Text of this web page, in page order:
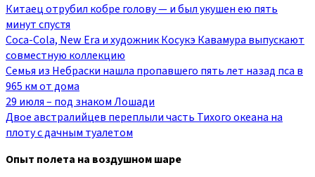
Китаец отрубил кобре голову — и был укушен ею пять
минут спустя
Coca-Cola, New Era и художник Косукэ Кавамура выпускают
совместную коллекцию
Семья из Небраски нашла пропавшего пять лет назад пса в
965 км от дома
29 июля – под знаком Лошади
Двое австралийцев переплыли часть Тихого океана на
плоту с дачным туалетом
Опыт полета на воздушном шаре